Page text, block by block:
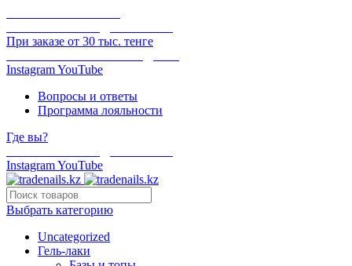
При заказе от 30 тыс. тенге
InstagramYouTube
Вопросы и ответы
Программа лояльности
Где вы?
InstagramYouTube
Выбрать категорию
Uncategorized
Гель-лаки